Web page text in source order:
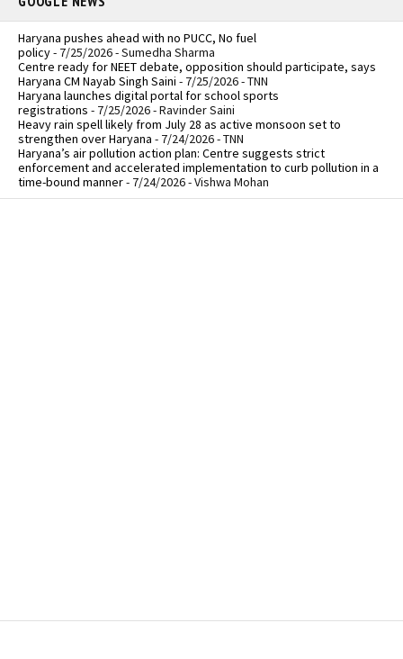
Haryana pushes ahead with no PUCC, No fuel
policy- 7/25/2026- Sumedha Sharma
Centre ready for NEET debate, opposition should participate, says
Haryana CM Nayab Singh Saini - 7/25/2026- TNN
Haryana launches digital portal for school sports
registrations - 7/25/2026- Ravinder Saini
Heavy rain spell likely from July 28 as active monsoon set to
strengthen over Haryana - 7/24/2026- TNN
Haryana’s air pollution action plan: Centre suggests strict
enforcement and accelerated implementation to curb pollution in a
time-bound manner- 7/24/2026- Vishwa Mohan